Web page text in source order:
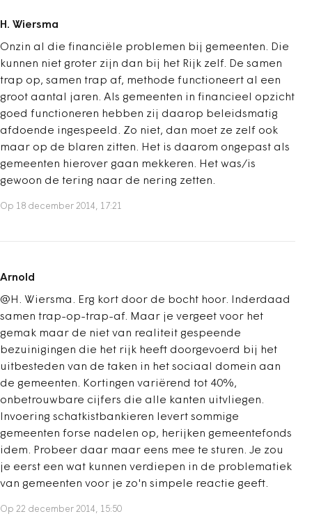
H. Wiersma
Onzin al die financiële problemen bij gemeenten. Die
kunnen niet groter zijn dan bij het Rijk zelf. De samen
trap op, samen trap af, methode functioneert al een
groot aantal jaren. Als gemeenten in financieel opzicht
goed functioneren hebben zij daarop beleidsmatig
afdoende ingespeeld. Zo niet, dan moet ze zelf ook
maar op de blaren zitten. Het is daarom ongepast als
gemeenten hierover gaan mekkeren. Het was/is
gewoon de tering naar de nering zetten.
Op 18 december 2014, 17:21
Arnold
@H. Wiersma. Erg kort door de bocht hoor. Inderdaad
samen trap-op-trap-af. Maar je vergeet voor het
gemak maar de niet van realiteit gespeende
bezuinigingen die het rijk heeft doorgevoerd bij het
uitbesteden van de taken in het sociaal domein aan
de gemeenten. Kortingen variërend tot 40%,
onbetrouwbare cijfers die alle kanten uitvliegen.
Invoering schatkistbankieren levert sommige
gemeenten forse nadelen op, herijken gemeentefonds
idem. Probeer daar maar eens mee te sturen. Je zou
je eerst een wat kunnen verdiepen in de problematiek
van gemeenten voor je zo'n simpele reactie geeft.
Op 22 december 2014, 15:50